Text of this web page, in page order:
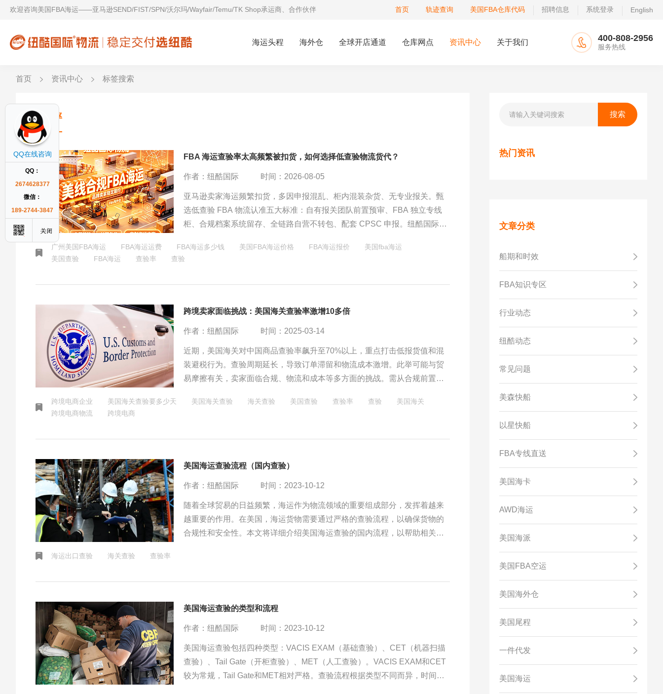
欢迎咨询美国FBA海运——亚马逊SEND/FIST/SPN/沃尔玛/Wayfair/Temu/TK Shop承运商、合作伙伴 首页 轨迹查询 美国FBA仓库代码 招聘信息 系统登录 English
海运头程 海外仓 全球开店通道 仓库网点 资讯中心 关于我们 400-808-2956
服务热线
首页 资讯中心 标签搜索
查验率
FBA 海运查验率太高频繁被扣货，如何选择低查验物流货代？
作者：纽酷国际 时间：2026-08-05
亚马逊卖家海运频繁扣货，多因申报混乱、柜内混装杂货、无专业报关。甄
选低查验 FBA 物流认准五大标准：自有报关团队前置预审、FBA 独立专线
柜、合规档案系统留存、全链路自营不转包、配套 CPSC 申报。纽酷国际中
搭配自营美线链路，为亚马逊品牌卖家提供稳定低查验海运方案，仅承接合
广州美国FBA海运 FBA海运运费 FBA海运多少钱 美国FBA海运价格 FBA海运报价
美国fba海运
美国查验
​FBA海运 查验率 查验
跨境卖家面临挑战：美国海关查验率激增10多倍
作者：纽酷国际 时间：2025-03-14
近期，美国海关对中国商品查验率飙升至70%以上，重点打击低报货值和混
装避税行为。查验周期延长，导致订单滞留和物流成本激增。此举可能与贸
易摩擦有关，卖家面临合规、物流和成本等多方面的挑战。需从合规前置
跨境电商企业 美国海关查验要多少天 美国海关查验 海关查验 美国查验 查验率 查验
美国海关
跨境电商物流
跨境电商
美国海运查验流程（国内查验）
作者：纽酷国际 时间：2023-10-12
随着全球贸易的日益频繁，海运作为物流领域的重要组成部分，发挥着越来
越重要的作用。在美国，海运货物需要通过严格的查验流程，以确保货物的
合规性和安全性。本文将详细介绍美国海运查验的国内流程，以帮助相关企
海运出口查验 海关查验 查验率
美国海运查验的类型和流程
作者：纽酷国际 时间：2023-10-12
美国海运查验包括四种类型：VACIS EXAM（基础查验）、CET（机器扫描
查验）、Tail Gate（开柜查验）、MET（人工查验）。VACIS EXAM和CET
较为常规，Tail Gate和MET相对严格。查验流程根据类型不同而异，时间也
热门资讯
文章分类
船期和时效
FBA知识专区
行业动态
纽酷动态
常见问题
美森快船
以星快船
FBA专线直送
美国海卡
AWD海运
美国海派
美国FBA空运
美国海外仓
美国尾程
一件代发
美国海运
QQ在线咨询
QQ：
2674628377
微信：
189-2744-3847